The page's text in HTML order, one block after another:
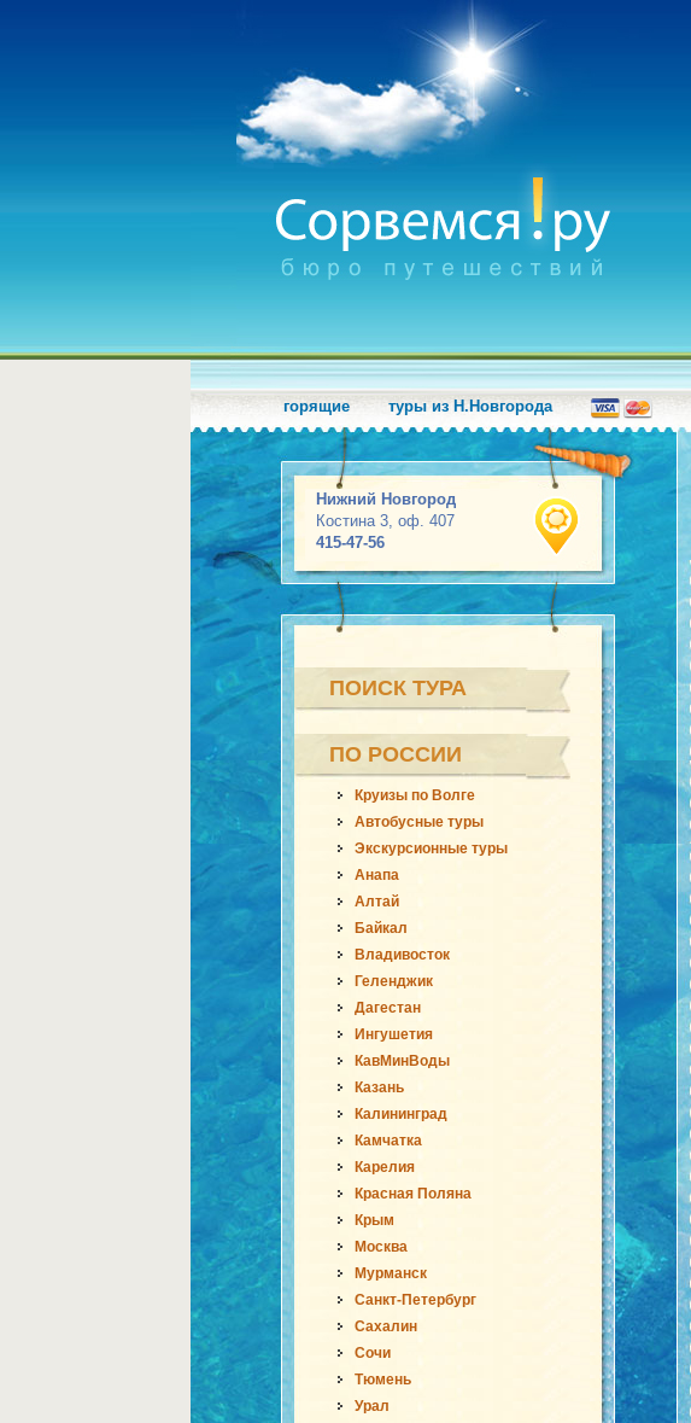
горящие туры из Н.Новгорода
Нижний Новгород
Костина 3, оф. 407
415-47-56
ПОИСК ТУРА
ПО РОССИИ
Круизы по Волге
Автобусные туры
Экскурсионные туры
Анапа
Алтай
Байкал
Владивосток
Геленджик
Дагестан
Ингушетия
КавМинВоды
Казань
Калининград
Камчатка
Карелия
Красная Поляна
Крым
Москва
Мурманск
Санкт-Петербург
Сахалин
Сочи
Тюмень
Урал